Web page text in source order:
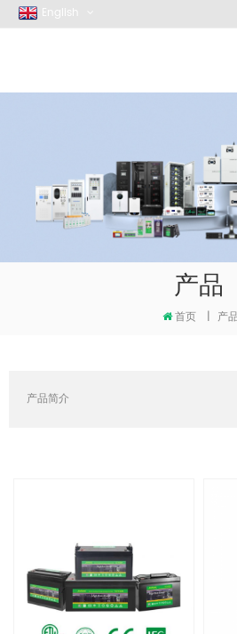
English
产品
首页 | 产品
产品简介